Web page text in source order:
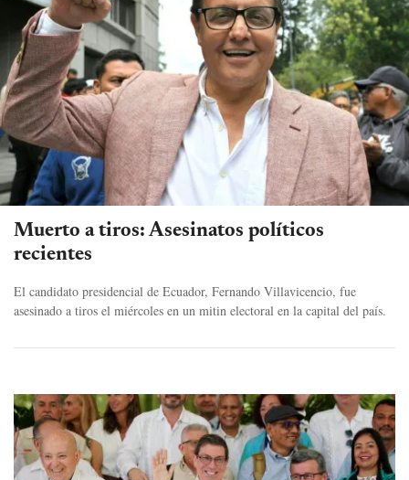
Muerto a tiros: Asesinatos políticos
recientes
El candidato presidencial de Ecuador, Fernando Villavicencio, fue
asesinado a tiros el miércoles en un mitin electoral en la capital del país.